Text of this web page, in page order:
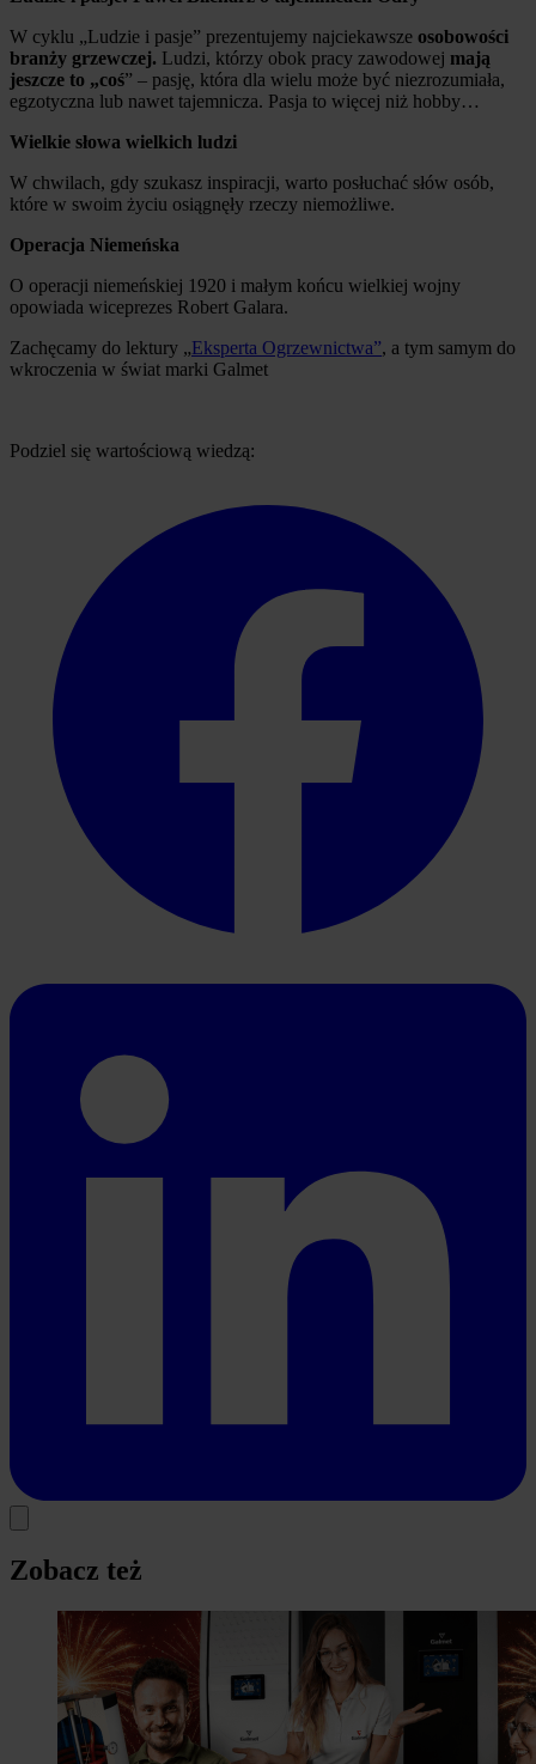
W cyklu „Ludzie i pasje” prezentujemy najciekawsze osobowości
branży grzewczej. Ludzi, którzy obok pracy zawodowej mają
jeszcze to „coś” – pasję, która dla wielu może być niezrozumiała,
egzotyczna lub nawet tajemnicza. Pasja to więcej niż hobby…
Wielkie słowa wielkich ludzi
W chwilach, gdy szukasz inspiracji, warto posłuchać słów osób,
które w swoim życiu osiągnęły rzeczy niemożliwe.
Operacja Niemeńska
O operacji niemeńskiej 1920 i małym końcu wielkiej wojny
opowiada wiceprezes Robert Galara.
Zachęcamy do lektury „Eksperta Ogrzewnictwa”, a tym samym do
wkroczenia w świat marki Galmet
Podziel się wartościową wiedzą:
Zobacz też